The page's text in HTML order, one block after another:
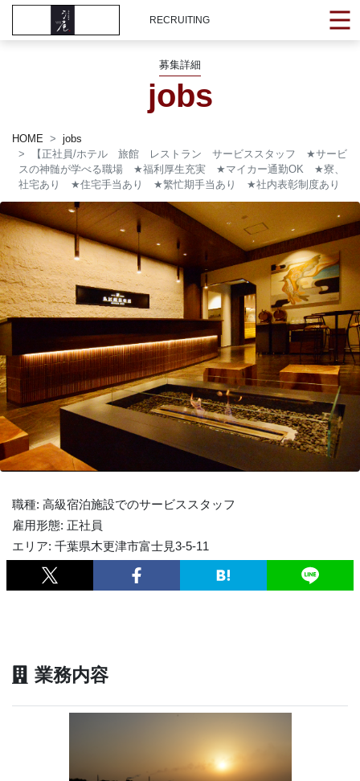
RECRUITING
募集詳細
jobs
HOME
jobs
【正社員/ホテル 旅館 レストラン サービススタッフ ★サービ
スの神髄が学べる職場 ★福利厚生充実 ★マイカー通勤OK ★寮、
社宅あり ★住宅手当あり ★繁忙期手当あり ★社内表彰制度あり
職種: 高級宿泊施設でのサービススタッフ
雇用形態: 正社員
エリア: 千葉県木更津市富士見3-5-11
業務内容